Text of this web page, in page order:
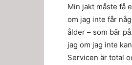
Min jakt måste få
om jag inte får
ålder – som bär
jag om jag inte
Servicen är total